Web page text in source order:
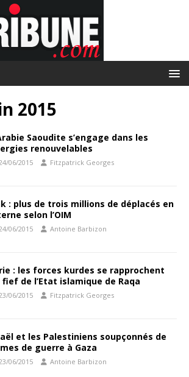
2015
Saoudite s’engage dans les
renouvelables
06/2015 Fitzpatrick Georges
: plus de trois millions de déplacés en
selon l’OIM
06/2015 Antoine Barbizon
: les forces kurdes se rapprochent
fief de l’Etat islamique de Raqa
06/2015 Fitzpatrick Georges
et les Palestiniens soupçonnés de
de guerre à Gaza
06/2015 Antoine Barbizon